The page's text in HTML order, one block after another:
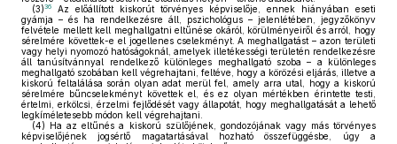
(3)36
Az előállított kiskorút törvényes képviselője, ennek hiányában eseti
gyámja – és ha rendelkezésre áll, pszichológus – jelenlétében, jegyzőkönyv
felvétele mellett kell meghallgatni eltűnése okáról, körülményeiről és arról, hogy
sérelmére követtek-e el jogellenes cselekményt. A meghallgatást – azon területi
vagy helyi nyomozó hatóságoknál, amelyek illetékességi területén rendelkezésre
áll tanúsítvánnyal rendelkező különleges meghallgató szoba – a különleges
meghallgató szobában kell végrehajtani, feltéve, hogy a körözési eljárás, illetve a
kiskorú feltalálása során olyan adat merül fel, amely arra utal, hogy a kiskorú
sérelmére bűncselekményt követtek el, és ez olyan mértékben érintette testi,
értelmi, erkölcsi, érzelmi fejlődését vagy állapotát, hogy meghallgatását a lehető
legkíméletesebb módon kell végrehajtani.
(4) Ha az eltűnés a kiskorú szülőjének, gondozójának vagy más törvényes
képviselőjének jogsértő magatartásával hozható összefüggésbe, úgy a